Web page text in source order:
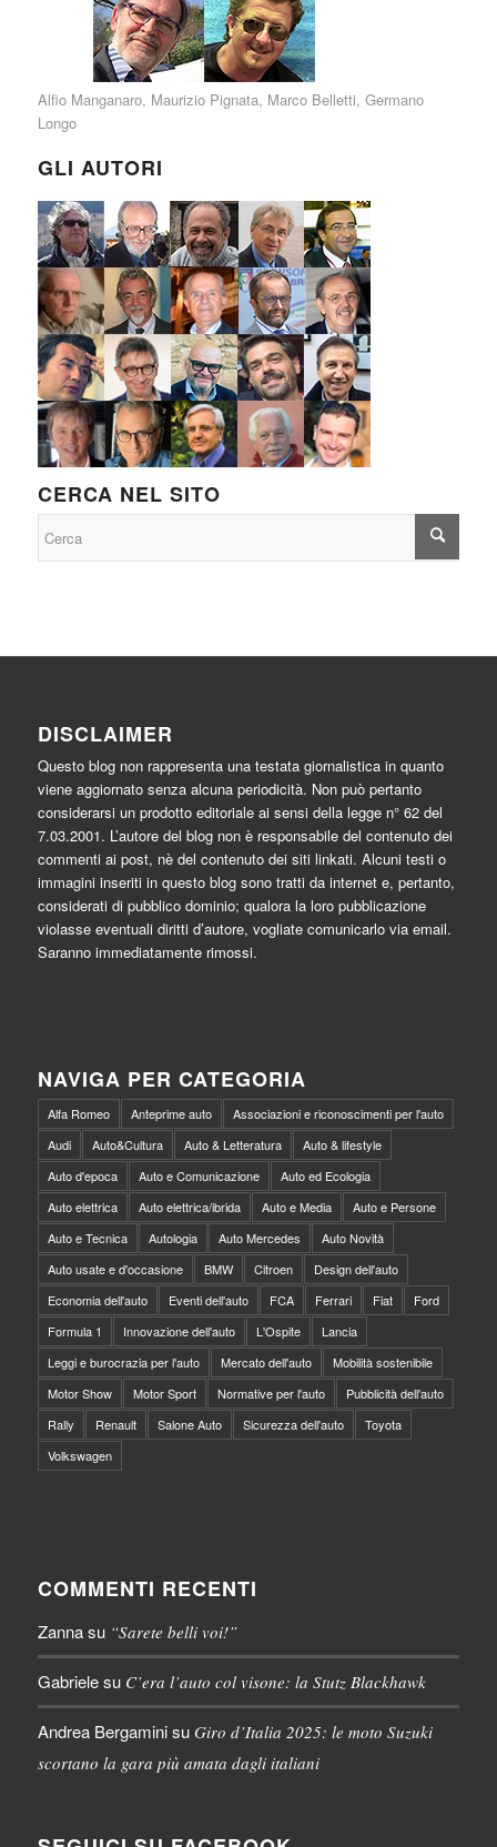
Alfio Manganaro, Maurizio Pignata, Marco Belletti, Germano
Longo
GLI AUTORI
CERCA NEL SITO
DISCLAIMER
Questo blog non rappresenta una testata giornalistica in quanto
viene aggiornato senza alcuna periodicità. Non può pertanto
considerarsi un prodotto editoriale ai sensi della legge n° 62 del
7.03.2001. L’autore del blog non è responsabile del contenuto dei
commenti ai post, nè del contenuto dei siti linkati. Alcuni testi o
immagini inseriti in questo blog sono tratti da internet e, pertanto,
considerati di pubblico dominio; qualora la loro pubblicazione
violasse eventuali diritti d’autore, vogliate comunicarlo via email.
Saranno immediatamente rimossi.
NAVIGA PER CATEGORIA
Alfa Romeo Anteprime auto
Associazioni e riconoscimenti per l'auto
Audi
Auto&Cultura Auto & Letteratura
Auto & lifestyle
Auto d'epoca
Auto e Comunicazione
Auto ed Ecologia
Auto elettrica
Auto elettrica/ibrida Auto e Media
Auto e Persone
Auto e Tecnica
Autologia Auto Mercedes
Auto Novità
Auto usate e d'occasione
BMW Citroen
Design dell'auto
Economia dell'auto
Eventi dell'auto FCA Ferrari Fiat
Ford
Formula 1
Innovazione dell'auto L'Ospite
Lancia
Leggi e burocrazia per l'auto
Mercato dell'auto
Mobilità sostenibile
Motor Show
Motor Sport Normative per l'auto
Pubblicità dell'auto
Rally
Renault Salone Auto Sicurezza dell'auto
Toyota
Volkswagen
COMMENTI RECENTI
Zannasu “Sarete belli voi!”
Gabrielesu C’era l’auto col visone: la Stutz Blackhawk
Andrea Bergaminisu Giro d’Italia 2025: le moto Suzuki
scortano la gara più amata dagli italiani